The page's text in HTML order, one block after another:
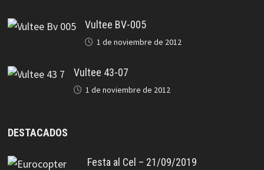
Vultee BV-005
1 de noviembre de 2012
Vultee 43-07
1 de noviembre de 2012
DESTACADOS
Festa al Cel – 21/09/2019